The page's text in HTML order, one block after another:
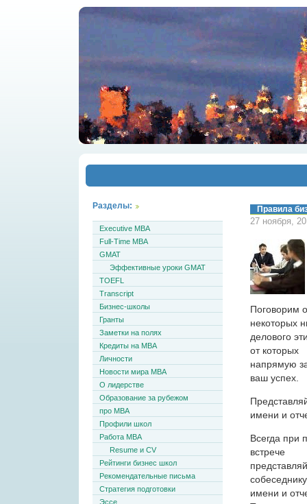
Правила
27 ноября,
Поговорим о
некоторых
делового
от которых
напрямую
ваш успех.
имени и
Всегда при
встрече
имени и
Разделы:
Executive MBA
Full-Time MBA
GMAT
Эффективные уроки GMAT
TOEFL
Transcript
Бизнес-школы
Гранты
Заметки на полях
Кредиты на MBA
Личности
Новости мира MBA
О лидерстве
Образование за рубежом
про MBA
Профили школ
Работа MBA
Resume и CV
Рейтинги бизнес школ
Рекомендательные письма
Стратегия подготовки
Эссе